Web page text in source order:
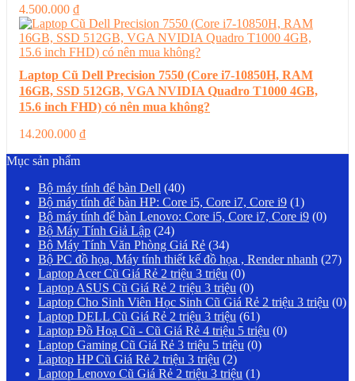
4.500.000 ₫
Laptop Cũ Dell Precision 7550 (Core i7-10850H, RAM
16GB, SSD 512GB, VGA NVIDIA Quadro T1000 4GB,
15.6 inch FHD) có nên mua không?
14.200.000 ₫
Mục sản phẩm
Bộ máy tính để bàn Dell (40)
Bộ máy tính để bàn HP: Core i5, Core i7, Core i9 (1)
Bộ máy tính để bàn Lenovo: Core i5, Core i7, Core i9 (0)
Bộ Máy Tính Giả Lập (24)
Bộ Máy Tính Văn Phòng Giá Rẻ (34)
Bộ PC đồ họa, Máy tính thiết kế đồ họa , Render nhanh (27)
Laptop Acer Cũ Giá Rẻ 2 triệu 3 triệu (0)
Laptop ASUS Cũ Giá Rẻ 2 triệu 3 triệu (0)
Laptop Cho Sinh Viên Học Sinh Cũ Giá Rẻ 2 triệu 3 triệu (0)
Laptop DELL Cũ Giá Rẻ 2 triệu 3 triệu (61)
Laptop Đồ Hoạ Cũ - Cũ Giá Rẻ 4 triệu 5 triệu (0)
Laptop Gaming Cũ Giá Rẻ 3 triệu 5 triệu (0)
Laptop HP Cũ Giá Rẻ 2 triệu 3 triệu (2)
Laptop Lenovo Cũ Giá Rẻ 2 triệu 3 triệu (1)